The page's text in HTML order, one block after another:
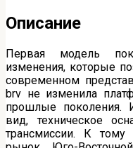
Описание
Первая модель
изменения, которые
современном
brv не изменила
прошлые поколения.
вид, техническое
трансмиссии. К